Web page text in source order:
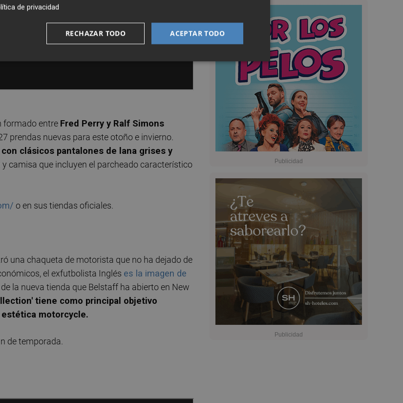
formado entre Fred Perry y Ralf Simons
prendas nuevas para este otoño e invierno.
clásicos pantalones de lana grises y
camisa que incluyen el parcheado característico
o en sus tiendas oficiales.
una chaqueta de motorista que no ha dejado de
el exfutbolista Inglés es la imagen de
la nueva tienda que Belstaff ha abierto en New
tiene como principal objetivo
motorcycle.
de temporada.
de privacidad
ACEPTAR TODO
RECHAZAR TODO